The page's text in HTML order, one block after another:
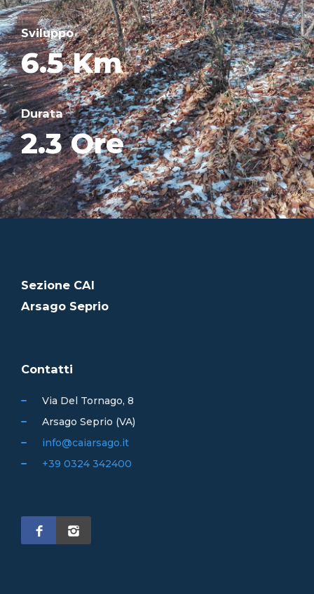
Sviluppo
6.5 Km
Durata
2.3 Ore
Sezione CAI
Arsago Seprio
Contatti
Via Del Tornago, 8
Arsago Seprio (VA)
info@caiarsago.it
+39 0324 342400